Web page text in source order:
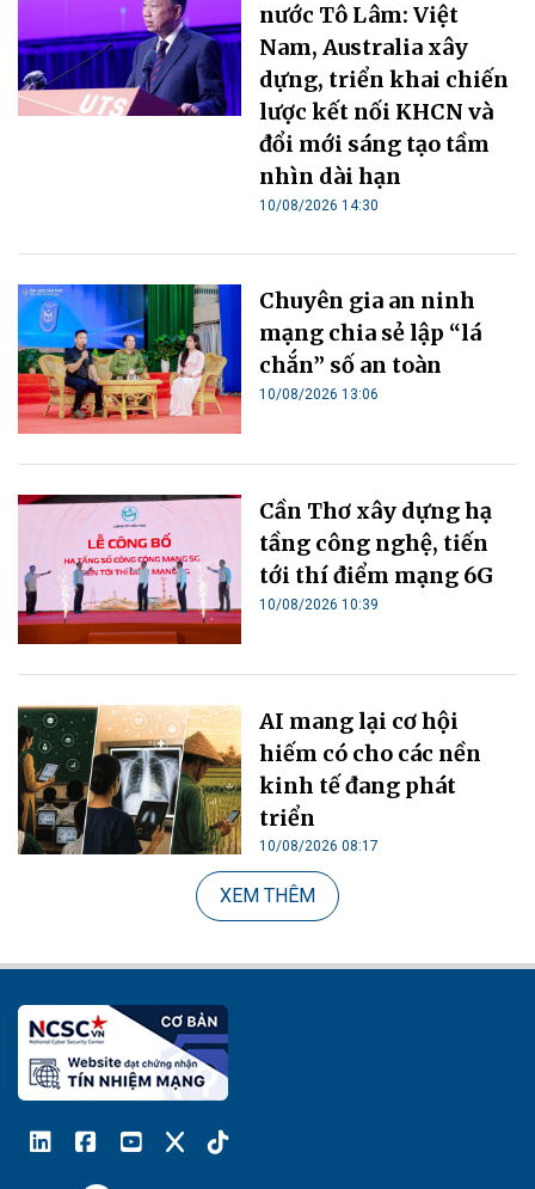
nước Tô Lâm: Việt
Nam, Australia xây
dựng, triển khai chiến
lược kết nối KHCN và
đổi mới sáng tạo tầm
nhìn dài hạn
10/08/2026 14:30
Chuyên gia an ninh
mạng chia sẻ lập “lá
chắn” số an toàn
10/08/2026 13:06
Cần Thơ xây dựng hạ
tầng công nghệ, tiến
tới thí điểm mạng 6G
10/08/2026 10:39
AI mang lại cơ hội
hiếm có cho các nền
kinh tế đang phát
triển
10/08/2026 08:17
XEM THÊM